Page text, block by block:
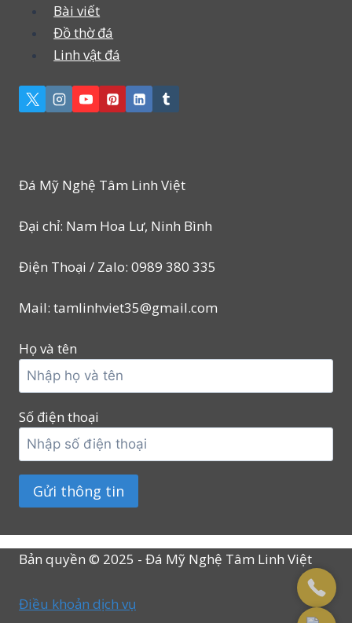
Bài viết
Đồ thờ đá
Linh vật đá
Đá Mỹ Nghệ Tâm Linh Việt
Đại chỉ: Nam Hoa Lư, Ninh Bình
Điện Thoại / Zalo: 0989 380 335
Mail: tamlinhviet35@gmail.com
Họ và tên
Số điện thoại
Bản quyền © 2025 - Đá Mỹ Nghệ Tâm Linh Việt
Điều khoản dịch vụ